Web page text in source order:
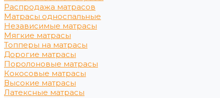
Распродажа матрасов
Матрасы односпальные
Независимые матрасы
Мягкие матрасы
Топперы на матрасы
Дорогие матрасы
Поролоновые матрасы
Кокосовые матрасы
Высокие матрасы
Латексные матрасы